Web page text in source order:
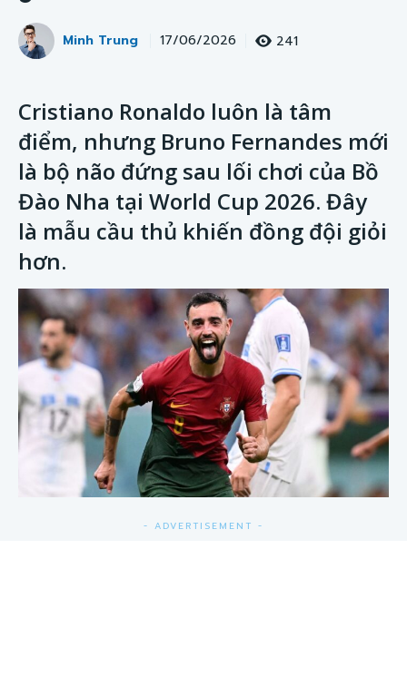
Minh Trung 17/06/2026 241
Cristiano Ronaldo luôn là tâm
điểm, nhưng Bruno Fernandes mới
là bộ não đứng sau lối chơi của Bồ
Đào Nha tại World Cup 2026. Đây
là mẫu cầu thủ khiến đồng đội giỏi
hơn.
- ADVERTISEMENT -